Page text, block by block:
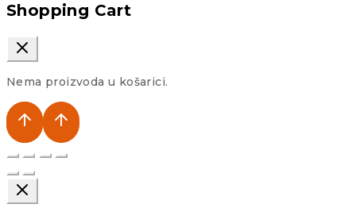
Shopping Cart
Nema proizvoda u košarici.